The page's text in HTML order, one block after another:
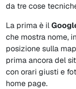
da tre cose
La prima è il
che mostra nome,
posizione sulla
prima ancora del
con orari giusti e
home page.